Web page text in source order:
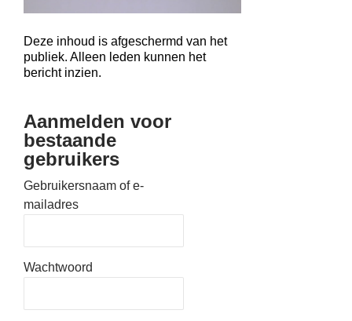
Deze inhoud is afgeschermd van het
publiek. Alleen leden kunnen het
bericht inzien.
Aanmelden voor
bestaande
gebruikers
Gebruikersnaam of e-
mailadres
Wachtwoord